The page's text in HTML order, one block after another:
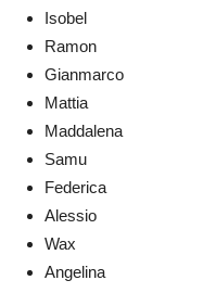
Isobel
Ramon
Gianmarco
Mattia
Maddalena
Samu
Federica
Alessio
Wax
Angelina